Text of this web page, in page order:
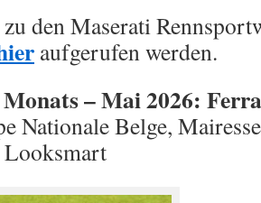
den Maserati
aufgerufen werden.
– Mai 2026:
Nationale Belge,